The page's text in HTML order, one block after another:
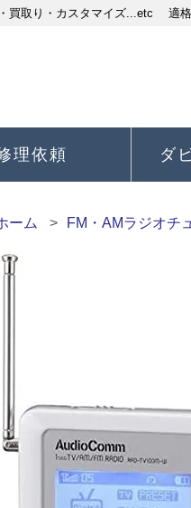
取り・カスタマイズ...etc 適
理依頼 ダ
ーム FM・AMラジオチ